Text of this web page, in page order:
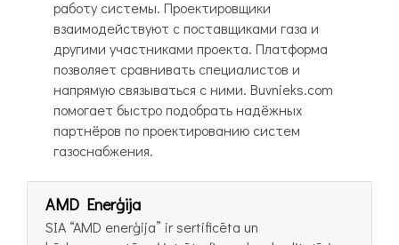
работу системы. Проектировщики
взаимодействуют с поставщиками газа и
другими участниками проекта. Платформа
позволяет сравнивать специалистов и
напрямую связываться с ними. Buvnieks.com
помогает быстро подобрать надёжных
партнёров по проектированию систем
газоснабжения.
AMD Enerģija
SIA “AMD enerģija” ir sertificēta un